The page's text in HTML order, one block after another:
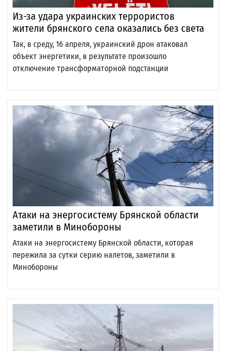
Из-за удара украинских террористов
жители брянского села оказались без света
Так, в среду, 16 апреля, украинский дрон атаковал
объект энергетики, в результате произошло
отключение трансформаторной подстанции
Атаки на энергосистему Брянской области
заметили в Минобороны
Атаки на энергосистему Брянской области, которая
пережила за сутки серию налетов, заметили в
Минобороны